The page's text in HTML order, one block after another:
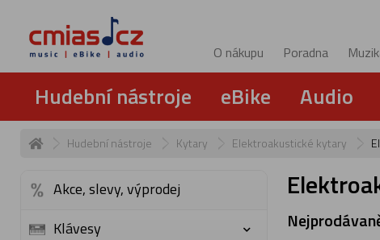
O nákupu Poradna
Hudební nástroje eBike Audio
Hudební nástroje Kytary Elektroakustické kytary
Akce, slevy, výprodej
Klávesy